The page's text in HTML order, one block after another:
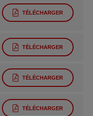
TÉLÉCHARGER
TÉLÉCHARGER
TÉLÉCHARGER
TÉLÉCHARGER